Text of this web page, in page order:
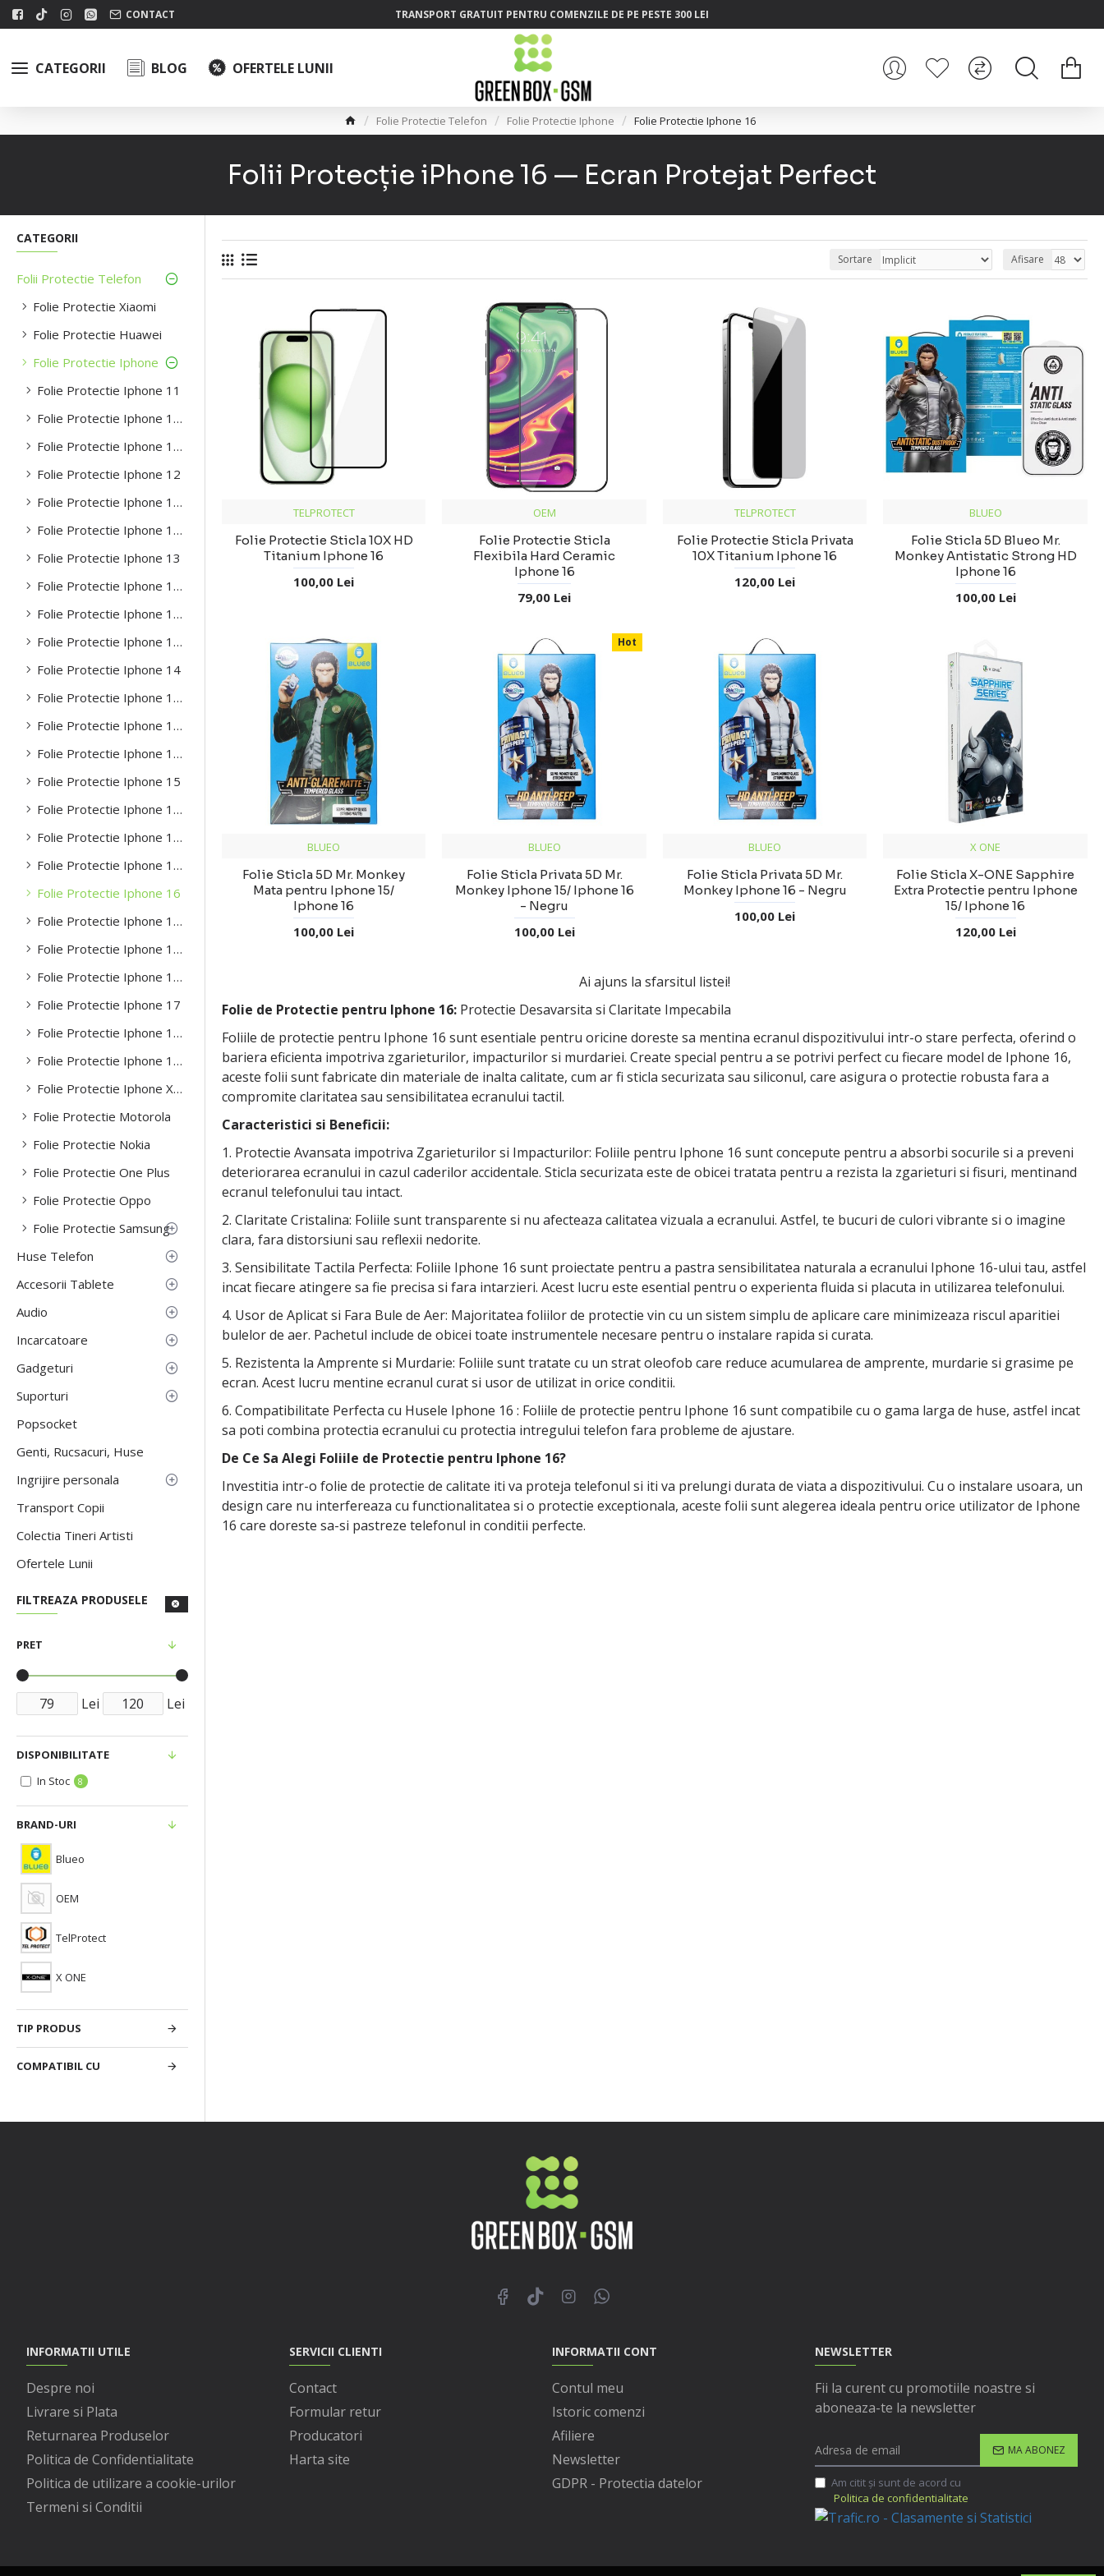
CONTACT TRANSPORT GRATUIT PENTRU COMENZILE DE PE PESTE 300 LEI
CATEGORII BLOG OFERTELE LUNII
Folie Protectie Telefon Folie Protectie Iphone Folie Protectie Iphone 16
Folii Protecție iPhone 16 — Ecran Protejat Perfect
CATEGORII
Folii Protectie Telefon
Folie Protectie Xiaomi
Folie Protectie Huawei
Folie Protectie Iphone
Folie Protectie Iphone 11
Folie Protectie Iphone 11 Pro
Folie Protectie Iphone 11 Pro Max
Folie Protectie Iphone 12
Folie Protectie Iphone 12 Pro
Folie Protectie Iphone 12 Pro Max
Folie Protectie Iphone 13
Folie Protectie Iphone 13 Mini
Folie Protectie Iphone 13 Pro
Folie Protectie Iphone 13 Pro Max
Folie Protectie Iphone 14
Folie Protectie Iphone 14 Plus
Folie Protectie Iphone 14 Pro
Folie Protectie Iphone 14 Pro Max
Folie Protectie Iphone 15
Folie Protectie Iphone 15 Plus
Folie Protectie Iphone 15 Pro
Folie Protectie Iphone 15 Pro Max
Folie Protectie Iphone 16
Folie Protectie Iphone 16 Plus
Folie Protectie Iphone 16 Pro
Folie Protectie Iphone 16 Pro Max
Folie Protectie Iphone 17
Folie Protectie Iphone 17 Pro
Folie Protectie Iphone 17 Pro Max
Folie Protectie Iphone X/XS
Folie Protectie Motorola
Folie Protectie Nokia
Folie Protectie One Plus
Folie Protectie Oppo
Folie Protectie Samsung
Huse Telefon
Accesorii Tablete
Audio
Incarcatoare
Gadgeturi
Suporturi
Popsocket
Genti, Rucsacuri, Huse
Ingrijire personala
Transport Copii
Colectia Tineri Artisti
Ofertele Lunii
FILTREAZA PRODUSELE
PRET
Lei Lei
BRAND-URI
Blueo
OEM
TelProtect
X ONE
TIP PRODUS
COMPATIBIL CU
DISPONIBILITATE
In Stoc
8
Folie de Protectie pentru Iphone 16: Protectie Desavarsita si Claritate Impecabila
Foliile de protectie pentru Iphone 16 sunt esentiale pentru oricine doreste sa mentina ecranul dispozitivului intr-o stare perfecta, oferind o
bariera eficienta impotriva zgarieturilor, impacturilor si murdariei. Create special pentru a se potrivi perfect cu fiecare model de Iphone 16,
aceste folii sunt fabricate din materiale de inalta calitate, cum ar fi sticla securizata sau siliconul, care asigura o protectie robusta fara a
compromite claritatea sau sensibilitatea ecranului tactil.
Caracteristici si Beneficii:
1. Protectie Avansata impotriva Zgarieturilor si Impacturilor: Foliile pentru Iphone 16 sunt concepute pentru a absorbi socurile si a preveni
deteriorarea ecranului in cazul caderilor accidentale. Sticla securizata este de obicei tratata pentru a rezista la zgarieturi si fisuri, mentinand
ecranul telefonului tau intact.
2. Claritate Cristalina: Foliile sunt transparente si nu afecteaza calitatea vizuala a ecranului. Astfel, te bucuri de culori vibrante si o imagine
clara, fara distorsiuni sau reflexii nedorite.
3. Sensibilitate Tactila Perfecta: Foliile Iphone 16 sunt proiectate pentru a pastra sensibilitatea naturala a ecranului Iphone 16-ului tau, astfel
incat fiecare atingere sa fie precisa si fara intarzieri. Acest lucru este esential pentru o experienta fluida si placuta in utilizarea telefonului.
4. Usor de Aplicat si Fara Bule de Aer: Majoritatea foliilor de protectie vin cu un sistem simplu de aplicare care minimizeaza riscul aparitiei
bulelor de aer. Pachetul include de obicei toate instrumentele necesare pentru o instalare rapida si curata.
5. Rezistenta la Amprente si Murdarie: Foliile sunt tratate cu un strat oleofob care reduce acumularea de amprente, murdarie si grasime pe
ecran. Acest lucru mentine ecranul curat si usor de utilizat in orice conditii.
6. Compatibilitate Perfecta cu Husele Iphone 16 : Foliile de protectie pentru Iphone 16 sunt compatibile cu o gama larga de huse, astfel incat
sa poti combina protectia ecranului cu protectia intregului telefon fara probleme de ajustare.
De Ce Sa Alegi Foliile de Protectie pentru Iphone 16?
Investitia intr-o folie de protectie de calitate iti va proteja telefonul si iti va prelungi durata de viata a dispozitivului. Cu o instalare usoara, un
design care nu interfereaza cu functionalitatea si o protectie exceptionala, aceste folii sunt alegerea ideala pentru orice utilizator de Iphone
16 care doreste sa-si pastreze telefonul in conditii perfecte.
Sortare Afisare
TELPROTECT
Folie Protectie Sticla 10X HD
Titanium Iphone 16
100,00 Lei
OEM
Folie Protectie Sticla
Flexibila Hard Ceramic
Iphone 16
79,00 Lei
TELPROTECT
Folie Protectie Sticla Privata
10X Titanium Iphone 16
120,00 Lei
BLUEO
Folie Sticla 5D Blueo Mr.
Monkey Antistatic Strong HD
Iphone 16
100,00 Lei
BLUEO
Folie Sticla 5D Mr. Monkey
Mata pentru Iphone 15/
Iphone 16
100,00 Lei
Hot
BLUEO
Folie Sticla Privata 5D Mr.
Monkey Iphone 15/ Iphone 16
- Negru
100,00 Lei
BLUEO
Folie Sticla Privata 5D Mr.
Monkey Iphone 16 - Negru
100,00 Lei
X ONE
Folie Sticla X-ONE Sapphire
Extra Protectie pentru Iphone
15/ Iphone 16
120,00 Lei
Ai ajuns la sfarsitul listei!
INFORMATII UTILE
Despre noi
Livrare si Plata
Returnarea Produselor
Politica de Confidentialitate
Politica de utilizare a cookie-urilor
Termeni si Conditii
SERVICII CLIENTI
Contact
Formular retur
Producatori
Harta site
INFORMATII CONT
Contul meu
Istoric comenzi
Afiliere
Newsletter
GDPR - Protectia datelor
NEWSLETTER
Fii la curent cu promotiile noastre si
aboneaza-te la newsletter
MA ABONEZ
Am citit şi sunt de acord cu
Politica de confidentialitate